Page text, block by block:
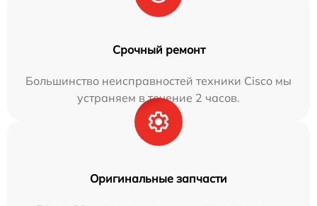
Срочный ремонт
Большинство неисправностей техники Cisco мы
устраняем в течение 2 часов.
Оригинальные запчасти